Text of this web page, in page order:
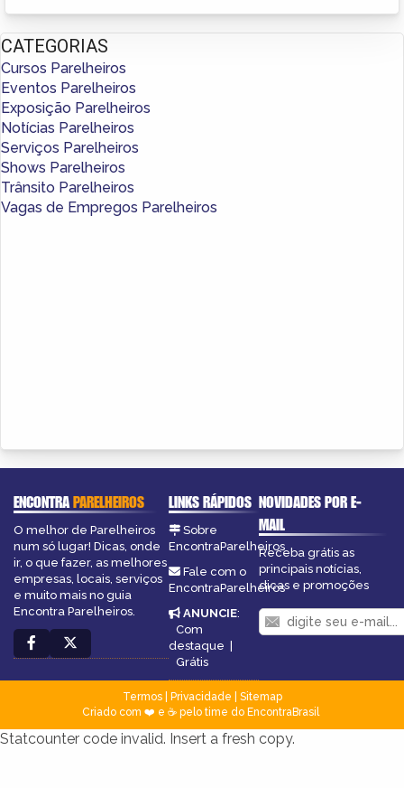
CATEGORIAS
Cursos Parelheiros
Eventos Parelheiros
Exposição Parelheiros
Notícias Parelheiros
Serviços Parelheiros
Shows Parelheiros
Trânsito Parelheiros
Vagas de Empregos Parelheiros
ENCONTRAPARELHEIROS
O melhor de Parelheiros
num só lugar! Dicas, onde
ir, o que fazer, as melhores
empresas, locais, serviços
e muito mais no guia
Encontra Parelheiros.
LINKS RÁPIDOS
Sobre
EncontraParelheiros
Fale com o
EncontraParelheiros
ANUNCIE:
Com
destaque
Grátis
NOVIDADES POR E-
MAIL
Receba grátis as
principais notícias,
dicas e promoções
Termos| Privacidade
Sitemap
Criado com ❤️ e ☕ pelo time do EncontraBrasil
Statcounter code invalid. Insert a fresh copy.